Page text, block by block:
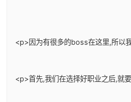
<p>因为有很多的boss在这里,所以
<p>首先,我们在选择好职业之后,就